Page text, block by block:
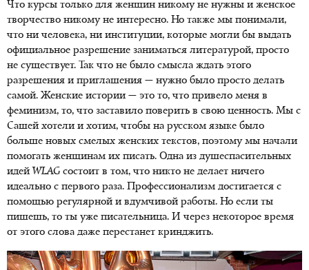
Что курсы только для женщин никому не нужны и женское
творчество никому не интересно. Но также мы понимали,
что ни человека, ни институции, которые могли бы выдать
официальное разрешение заниматься литературой, просто
не существует. Так что не было смысла ждать этого
разрешения и приглашения — нужно было просто делать
самой. Женские истории — это то, что привело меня в
феминизм, то, что заставило поверить в свою ценность. Мы с
Сашей хотели и хотим, чтобы на русском языке было
больше новых смелых женских текстов, поэтому мы начали
помогать женщинам их писать. Одна из душеспасительных
идей WLAG состоит в том, что никто не делает ничего
идеально с первого раза. Профессионализм достигается с
помощью регулярной и вдумчивой работы. Но если ты
пишешь, то ты уже писательница. И через некоторое время
от этого слова даже перестанет кринджить.